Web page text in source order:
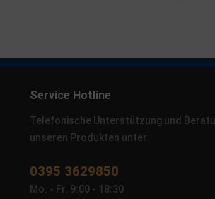
Service Hotline
Telefonische Unterstützung und
unseren Produkten unter:
0395 3629850
Mo. - Fr. 9:00 - 18:30